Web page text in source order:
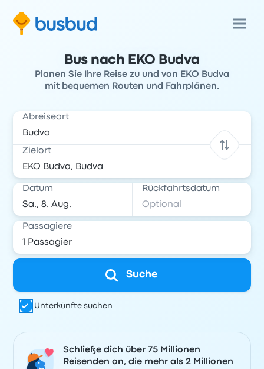
Bus nach EKO Budva
Planen Sie Ihre Reise zu und von EKO Budva
mit bequemen Routen und Fahrplänen.
Abreiseort
Zielort
Datum Rückfahrtsdatum
Passagiere
Suche
Unterkünfte suchen
Schließe dich über 75 Millionen
Reisenden an, die mehr als 2 Millionen